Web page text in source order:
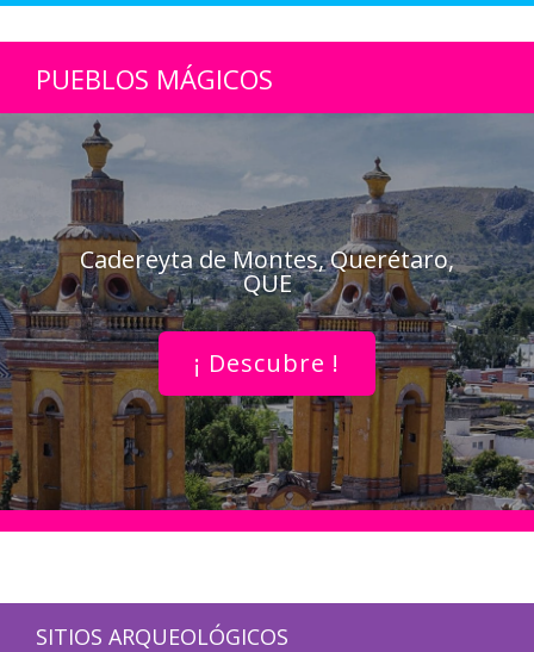
PUEBLOS MÁGICOS
Cadereyta de Montes, Querétaro,
QUE
¡ Descubre !
SITIOS ARQUEOLÓGICOS